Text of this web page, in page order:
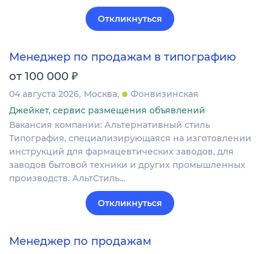
Откликнуться
Менеджер по продажам в типографию
от 100 000 ₽
04 августа 2026 Москва
Фонвизинская
Джейкет, сервис размещения объявлений
Вакансия компании: Альтернативный стиль
Типография, специализирующаяся на изготовлении
инструкций для фармацевтических заводов, для
заводов бытовой техники и других промышленных
производств. АльтСтиль…
Откликнуться
Менеджер по продажам